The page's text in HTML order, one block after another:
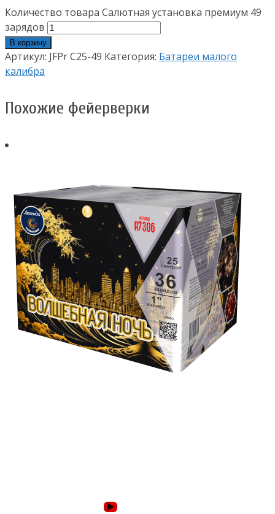
Количество товара Салютная установка премиум 49
зарядов
В корзину
Артикул: JFPr C25-49 Категория: Батареи малого
калибра
Похожие фейерверки